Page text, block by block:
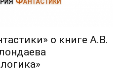
о книге А.В.